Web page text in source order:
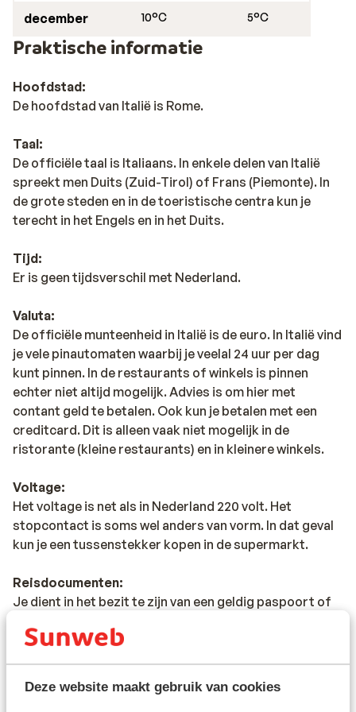
Deze website maakt gebruik van cookies
december 10°C 5°C
Praktische informatie
Hoofdstad:
De hoofdstad van Italië is Rome.
Taal:
De officiële taal is Italiaans. In enkele delen van Italië
spreekt men Duits (Zuid-Tirol) of Frans (Piemonte). In
de grote steden en in de toeristische centra kun je
terecht in het Engels en in het Duits.
Tijd:
Er is geen tijdsverschil met Nederland.
Valuta:
De officiële munteenheid in Italië is de euro. In Italië vind
je vele pinautomaten waarbij je veelal 24 uur per dag
kunt pinnen. In de restaurants of winkels is pinnen
echter niet altijd mogelijk. Advies is om hier met
contant geld te betalen. Ook kun je betalen met een
creditcard. Dit is alleen vaak niet mogelijk in de
ristorante (kleine restaurants) en in kleinere winkels.
Voltage:
Het voltage is net als in Nederland 220 volt. Het
stopcontact is soms wel anders van vorm. In dat geval
kun je een tussenstekker kopen in de supermarkt.
Reisdocumenten:
Je dient in het bezit te zijn van een geldig paspoort of
nationaliteit, dan is het belangrijk om na te vragen of er
waar je doorheen reist.